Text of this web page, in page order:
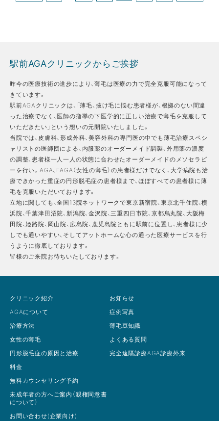
駅前AGAクリニックからご挨拶
昨今の医療技術の進歩により、薄毛は医療の力で完全克服可能になって
きています。
駅前AGAクリニックは、「薄毛、抜け毛に悩む患者様が、根拠のない間違
った治療でなく、医師の指導の下医学的に正しい治療で薄毛を克服して
いただきたい」という想いの元開院いたしました。
当院では、皮膚科、形成外科、美容外科の専門医の中でも薄毛治療スペシ
ャリストの医師団による、内服薬のオーダーメイド調製、外用薬の濃度
の調整、患者様一人一人の状態に合わせたオーダーメイドのメソセラピ
ーを行い。AGA、FAGA（女性の薄毛）の患者様だけでなく、大学病院も治
療できかった重症の円形脱毛症の患者様まで、ほぼすべての患者様に薄
毛を克服いただいております。
立地に関しても、全国13院ネットワークで東京新宿院、東京北千住院、横
浜院、千葉津田沼院、新潟院、金沢院、三重四日市院、京都烏丸院、大阪梅
田院、姫路院、岡山院、広島院、鹿児島院ともに駅前に位置し、患者様に少
しでも通いやすい、そしてアットホームな心の通った医療サービスを行
うように徹底しております。
皆様のご来院お待ちいたしております。
クリニック紹介
AGAについて
治療方法
女性の薄毛
円形脱毛症の原因と治療
料金
お知らせ
症例写真
薄毛豆知識
よくある質問
完全遠隔診療AGA診療外来
無料カウンセリング予約
未成年者の方へご案内（親権同意書
について）
お問い合わせ(企業向け)